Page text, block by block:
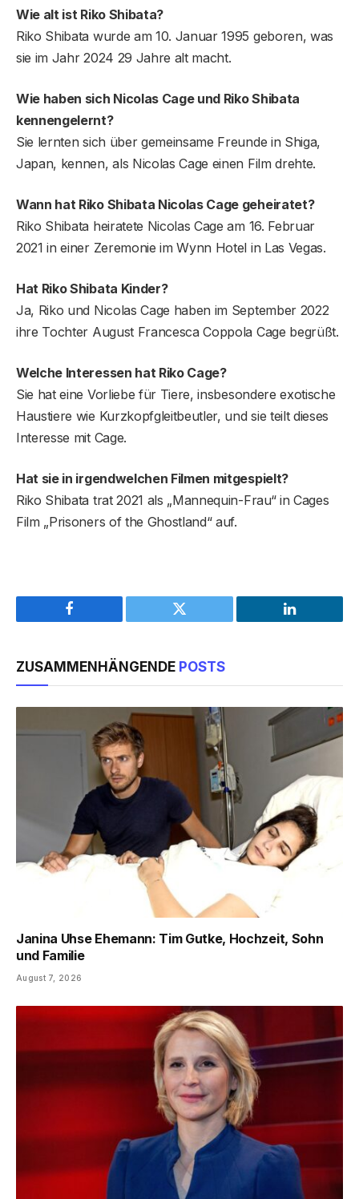
Wie alt ist Riko Shibata?
Riko Shibata wurde am 10. Januar 1995 geboren, was
sie im Jahr 2024 29 Jahre alt macht.
Wie haben sich Nicolas Cage und Riko Shibata
kennengelernt?
Sie lernten sich über gemeinsame Freunde in Shiga,
Japan, kennen, als Nicolas Cage einen Film drehte.
Wann hat Riko Shibata Nicolas Cage geheiratet?
Riko Shibata heiratete Nicolas Cage am 16. Februar
2021 in einer Zeremonie im Wynn Hotel in Las Vegas.
Hat Riko Shibata Kinder?
Ja, Riko und Nicolas Cage haben im September 2022
ihre Tochter August Francesca Coppola Cage begrüßt.
Welche Interessen hat Riko Cage?
Sie hat eine Vorliebe für Tiere, insbesondere exotische
Haustiere wie Kurzkopfgleitbeutler, und sie teilt dieses
Interesse mit Cage.
Hat sie in irgendwelchen Filmen mitgespielt?
Riko Shibata trat 2021 als „Mannequin-Frau“ in Cages
Film „Prisoners of the Ghostland“ auf.
Facebook Twitter LinkedIn
ZUSAMMENHÄNGENDE POSTS
Janina Uhse Ehemann: Tim Gutke, Hochzeit, Sohn
und Familie
August 7, 2026